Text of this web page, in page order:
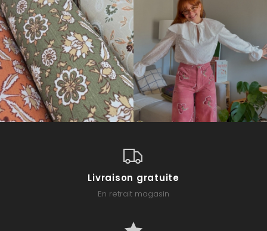
Livraison gratuite
En retrait magasin